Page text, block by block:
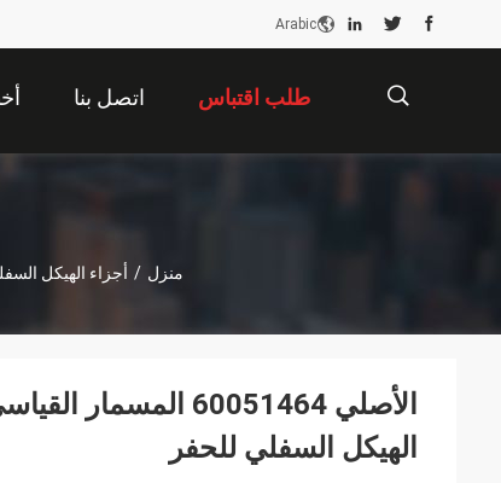
Arabic
اتصل بنا طلب اقتباس
منزل / أجزاء الهيكل
الهيكل السفلي للحفر